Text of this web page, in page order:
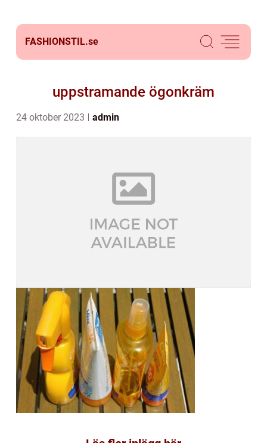
FASHIONSTIL.se
uppstramande ögonkräm
24 oktober 2023 admin